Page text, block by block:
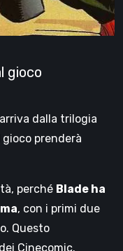
gioco
arriva dalla trilogia
prenderà
perché Blade ha
, con i primi due
Questo
Cinecomic.